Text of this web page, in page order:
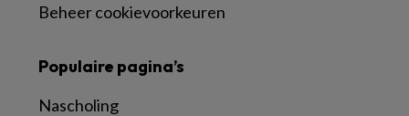
Beheer cookievoorkeuren
Populaire pagina’s
Nascholing